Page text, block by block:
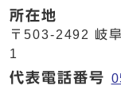
所在地
〒503-2492 岐
1
代表電話番号